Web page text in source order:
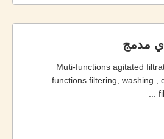
مدمج
Muti-functions agitated
functions filtering, washing ,